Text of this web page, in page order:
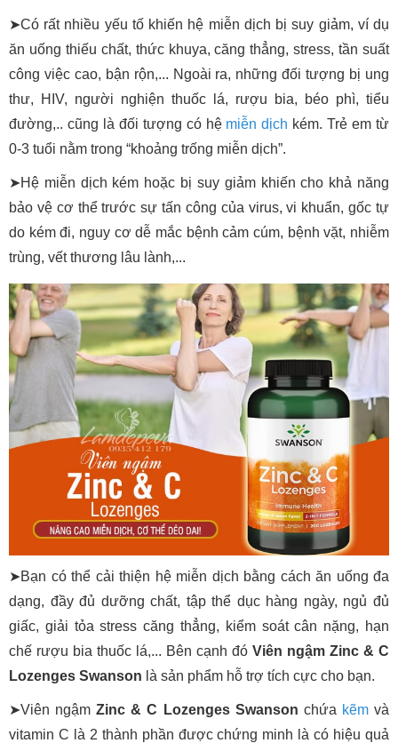
➤Có rất nhiều yếu tố khiến hệ miễn dịch bị suy giảm, ví dụ
ăn uống thiếu chất, thức khuya, căng thẳng, stress, tần suất
công việc cao, bận rộn,... Ngoài ra, những đối tượng bị ung
thư, HIV, người nghiện thuốc lá, rượu bia, béo phì, tiểu
đường,.. cũng là đối tượng có hệ miễn dịch kém. Trẻ em từ
0-3 tuổi nằm trong “khoảng trống miễn dịch”.
➤Hệ miễn dịch kém hoặc bị suy giảm khiến cho khả năng
bảo vệ cơ thể trước sự tấn công của virus, vi khuẩn, gốc tự
do kém đi, nguy cơ dễ mắc bệnh cảm cúm, bệnh vặt, nhiễm
trùng, vết thương lâu lành,...
➤Bạn có thể cải thiện hệ miễn dịch bằng cách ăn uống đa
dạng, đầy đủ dưỡng chất, tập thể dục hàng ngày, ngủ đủ
giấc, giải tỏa stress căng thẳng, kiểm soát cân nặng, hạn
chế rượu bia thuốc lá,... Bên cạnh đó Viên ngậm Zinc & C
Lozenges Swanson là sản phẩm hỗ trợ tích cực cho bạn.
➤Viên ngậm Zinc & C Lozenges Swanson chứa kẽmvà
vitamin C là 2 thành phần được chứng minh là có hiệu quả